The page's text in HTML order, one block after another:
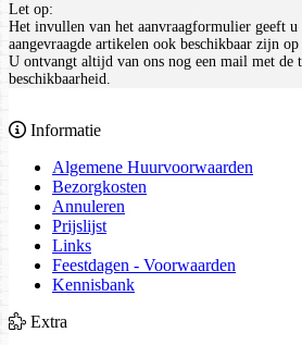
Let op:
Het invullen van het aanvraagformulier geeft u
aangevraagde artikelen ook beschikbaar zijn
U ontvangt altijd van ons nog een mail met de
beschikbaarheid.
Informatie
Algemene Huurvoorwaarden
Bezorgkosten
Annuleren
Prijslijst
Links
Feestdagen - Voorwaarden
Kennisbank
Extra